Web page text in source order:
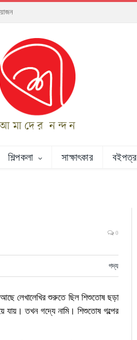
শিল্পকলা সাক্ষাৎকার বইপত্র
0
গদ্য
আছে লেখালেখির শুরুতে ছিল শিশুতোষ ছড়া
যায়। তখন গদ্যে নামি। শিশুতোষ গল্পের